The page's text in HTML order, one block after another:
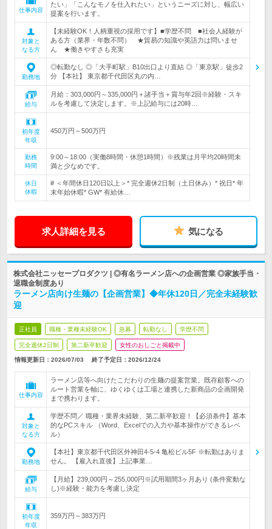
仕事内容
たい」「こんなモノを仕入れたい」というニーズに対し、幅広い
提案を行います。
対象と
なる方
【未経験OK！人柄重視の採用です】■学歴不問 ■社会人経験が
ある方（業界・年数不問） ★貿易の知識や英語力は問いませ
ん ★働きやすさも充実
勤務地
◎転勤なし ◎「大手町駅」B10出口より直結 ◎「東京駅」徒歩2
分 【本社】 東京都千代田区丸の内…
給与
月給：303,000円～335,000円＋諸手当＋賞与年2回※経験・スキ
ルを考慮して決定します。※上記給与には20時…
初年度
年収
450万円～500万円
勤務
時間
9:00～18:00（実働8時間・休憩1時間）※残業は月平均20時間未
満と少なめです。
休日
休暇
# ＜年間休日120日以上＞* 完全週休2日制（土日休み）* 祝日* 年
末年始休暇* GW* 有給休…
求人詳細を見る 気になる
株式会社ニッセープロダクツ | ◎有名ラーメン店への企画営業 ◎家族手当・
退職金制度あり
ラーメン店向け生麺の【企画営業】◆年休120日／完全未経験歓
迎
正社員 職種・業種未経験OK 急募 転勤なし 学歴不問
完全週休2日制 第二新卒歓迎 女性のおしごと掲載中
情報更新日：2026/07/03 終了予定日： 2026/12/24
仕事内容
ラーメン店等へ向けたこだわりの生麺の提案営業。既存顧客への
ルート営業を軸に、ゆくゆくは工場と連携した新商品の企画開発
まで携わります。
対象と
なる方
学歴不問／ 職種・業界未経験、第二新卒歓迎！【必須条件】基本
的なPCスキル （Word、Excelでの入力や基本操作ができるレベ
ル）
勤務地
【本社】東京都千代田区外神田4-5-4 亀松ビル5F ※転勤はありま
せん。 【雇入れ直後】上記事業…
給与
【月給】239,000円～255,000円※試用期間3ヶ月あり (条件変動な
し)※経験・能力を考慮し決定
初年度
年収
359万円～383万円